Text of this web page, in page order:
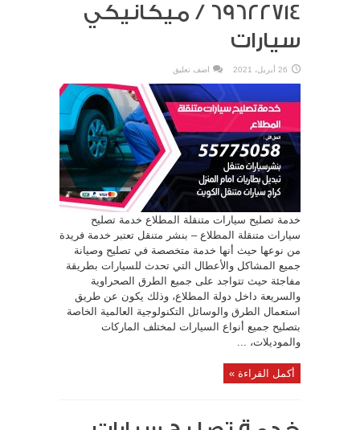
69622714‬ / ميكانيكي
سيارات
26 أبريل، 2021 اضف تعليق
خدمة تصليح سيارات متنقلة المطلاع خدمة تصليح
سيارات متنقلة المطلاع – بنشر متنقل تعتبر خدمة فريدة
من نوعها حيث أنها خدمة متخصصة في تصليح وصيانة
جميع المشاكل والأعطال التي تحدث للسيارات بطريقة
مفاجئة حيث تتواجد على جميع الطرق الصحراوية
والسريعة داخل دولة المطلاع، وذلك يكون عن طريق
استعمال الطرق والوسائل التكنولوجية العالمية الخاصة
بتصليح جميع أنواع السيارات لمختلف الماركات
والموديلات، ...
أكمل القراءة »